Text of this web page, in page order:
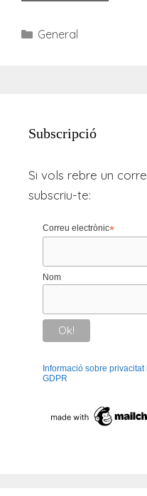
Categories
General
Subscripció
Si vols rebre un
subscriu-te:
Correu electrònic*
Nom
Informació sobre privacitat i
GDPR